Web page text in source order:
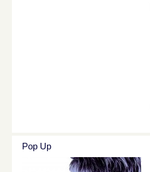
Pop Up